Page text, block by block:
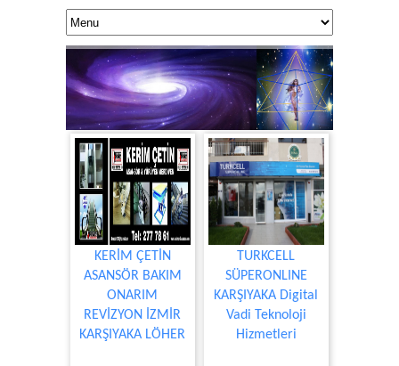
KUANTUM
KERİM ÇETİN
ASANSÖR BAKIM
ONARIM
REVİZYON İZMİR
KARŞIYAKA LÖHER
TURKCELL
SÜPERONLINE
KARŞIYAKA Digital
Vadi Teknoloji
Hizmetleri